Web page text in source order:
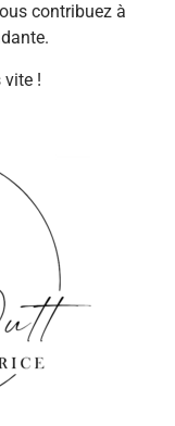
contribuez à
vite !